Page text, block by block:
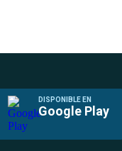
DISPONIBLE EN
Google Play